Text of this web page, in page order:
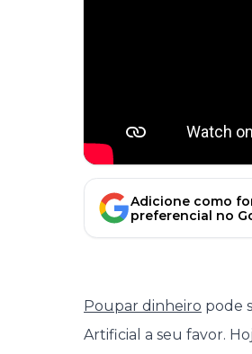
Adicione como
preferencial no
Poupar dinheiro pode
Artificial a seu favor.